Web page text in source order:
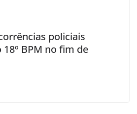
policiais
BPM no fim de